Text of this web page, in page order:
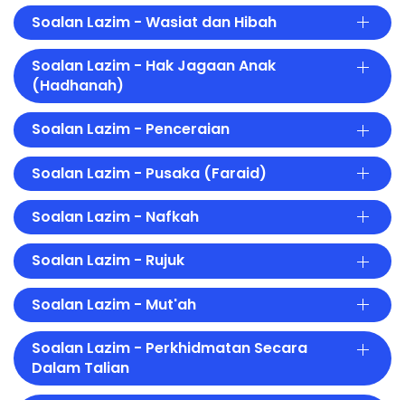
Soalan Lazim - Wasiat dan Hibah
Soalan Lazim - Hak Jagaan Anak
(Hadhanah)
Soalan Lazim - Penceraian
Soalan Lazim - Pusaka (Faraid)
Soalan Lazim - Nafkah
Soalan Lazim - Rujuk
Soalan Lazim - Mut'ah
Soalan Lazim - Perkhidmatan Secara
Dalam Talian